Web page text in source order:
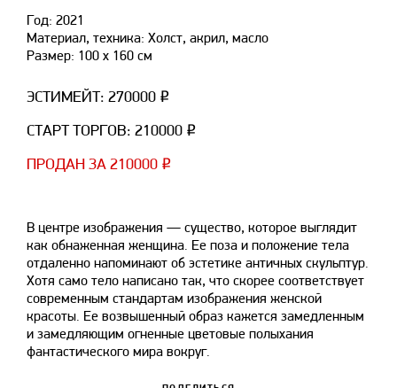
Год: 2021
Материал, техника: Холст, акрил, масло
Размер: 100 х 160 см
ЭСТИМЕЙТ: 270000 ₽
СТАРТ ТОРГОВ: 210000 ₽
ПРОДАН ЗА 210000 ₽
В центре изображения — существо, которое выглядит
как обнаженная женщина. Ее поза и положение тела
отдаленно напоминают об эстетике античных скульптур.
Хотя само тело написано так, что скорее соответствует
современным стандартам изображения женской
красоты. Ее возвышенный образ кажется замедленным
и замедляющим огненные цветовые полыхания
фантастического мира вокруг.